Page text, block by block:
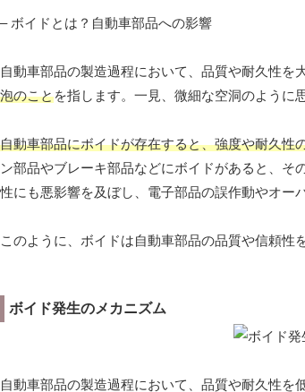
– ボイドとは？自動車部品への影響
自動車部品の製造過程において、品質や耐久性を
泡のことを指します。一見、微細な空洞のように
自動車部品にボイドが存在すると、強度や耐久性
ン部品やブレーキ部品などにボイドがあると、
性にも悪影響を及ぼし、電子部品の誤作動やオー
このように、ボイドは自動車部品の品質や信頼性
ボイド発生のメカニズム
自動車部品の製造過程において、品質や耐久性を